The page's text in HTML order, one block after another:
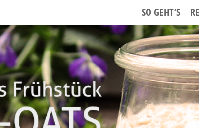
SO GEHT’S